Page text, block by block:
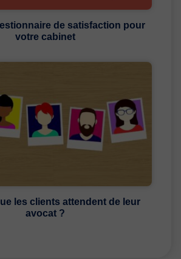
de satisfaction pour
votre cabinet
les clients attendent de leur
avocat ?